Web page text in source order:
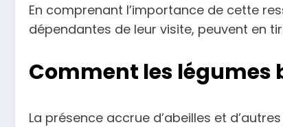
En comprenant l’importance de cette
dépendantes de leur visite, peuvent en
Comment les légumes
La présence accrue d’abeilles et